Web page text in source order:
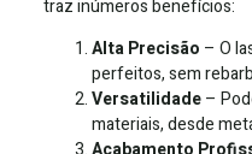
traz inúmeros benefícios:
Alta Precisão – O
perfeitos, sem
Versatilidade–
materiais, desde